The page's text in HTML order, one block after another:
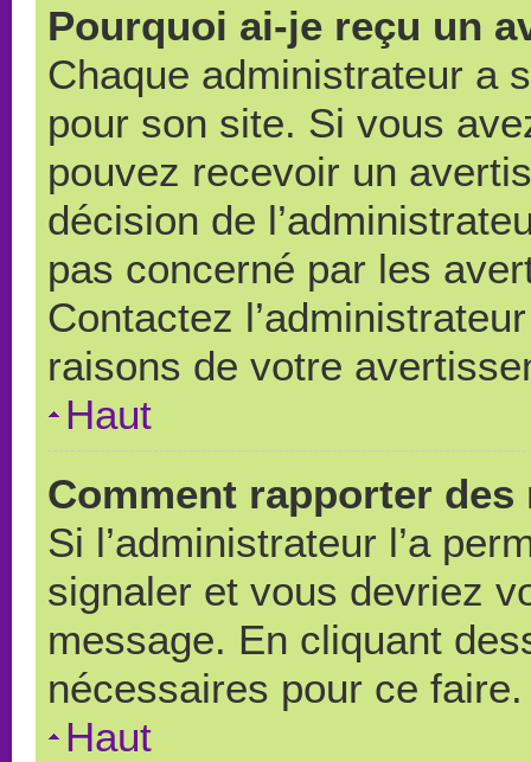
Pourquoi ai-je reçu un
Chaque administrateur a
pour son site. Si vous
pouvez recevoir un
décision de
pas concerné par les
Contactez
raisons de votre
Haut
Comment rapporter
Si l’administrateur l’a
signaler et vous devriez
message. En cliquant
nécessaires pour ce faire.
Haut